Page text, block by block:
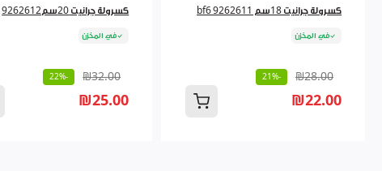
كسرولة جرانيت 18سم bf6 9262611
في المخزن
₪28.00
-21%
₪22.00
كسرولة جرانيت 20سم9262612
في المخزن
₪32.00
-22%
₪25.00